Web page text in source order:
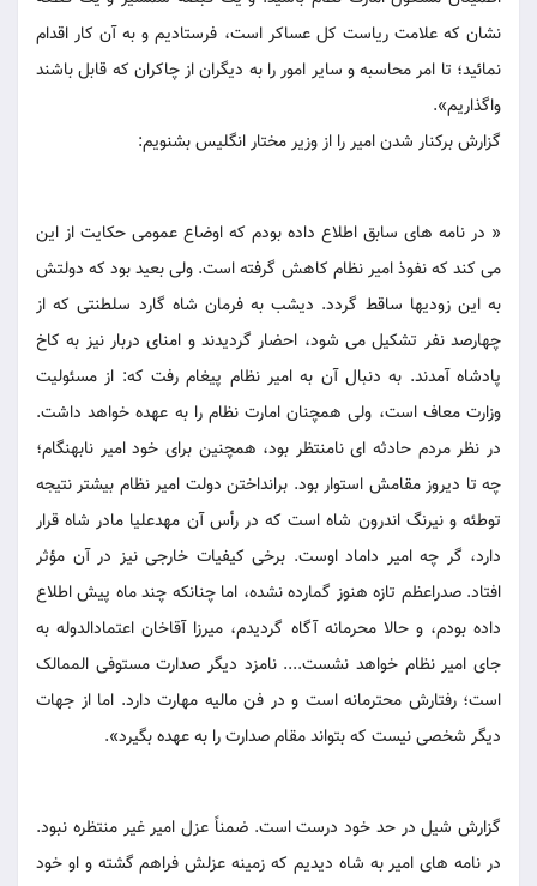
نشان که علامت ریاست کل عساکر است، فرستادیم و به آن کار اقدام
نمائید؛ تا امر محاسبه و سایر امور را به دیگران از چاکران که قابل باشند
واگذاریم».
گزارش برکنار شدن امیر را از وزیر مختار انگلیس بشنویم:
« در نامه های سابق اطلاع داده بودم که اوضاع عمومی حکایت از این
می کند که نفوذ امیر نظام کاهش گرفته است. ولی بعید بود که دولتش
به این زودیها ساقط گردد. دیشب به فرمان شاه گارد سلطنتی که از
چهارصد نفر تشکیل می شود، احضار گردیدند و امنای دربار نیز به کاخ
پادشاه آمدند. به دنبال آن به امیر نظام پیغام رفت که: از مسئولیت
وزارت معاف است، ولی همچنان امارت نظام را به عهده خواهد داشت.
در نظر مردم حادثه ای نامنتظر بود، همچنین برای خود امیر نابهنگام؛
چه تا دیروز مقامش استوار بود. برانداختن دولت امیر نظام بیشتر نتیجه
توطئه و نیرنگ اندرون شاه است که در رأس آن مهدعلیا مادر شاه قرار
دارد، گر چه امیر داماد اوست. برخی کیفیات خارجی نیز در آن مؤثر
افتاد. صدراعظم تازه هنوز گمارده نشده، اما چنانکه چند ماه پیش اطلاع
داده بودم، و حالا محرمانه آگاه گردیدم، میرزا آقاخان اعتمادالدوله به
جای امیر نظام خواهد نشست.... نامزد دیگر صدارت مستوفی الممالک
است؛ رفتارش محترمانه است و در فن مالیه مهارت دارد. اما از جهات
دیگر شخصی نیست که بتواند مقام صدارت را به عهده بگیرد».
گزارش شیل در حد خود درست است. ضمناً عزل امیر غیر منتظره نبود.
در نامه های امیر به شاه دیدیم که زمینه عزلش فراهم گشته و او خود